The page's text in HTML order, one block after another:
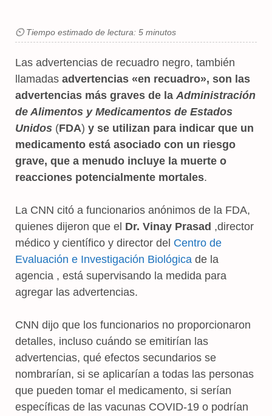
⏲ Tiempo estimado de lectura: 5 minutos
Las advertencias de recuadro negro, también
llamadas advertencias «en recuadro», son las
advertencias más graves de la Administración
de Alimentos y Medicamentos de Estados
Unidos (FDA) y se utilizan para indicar que un
medicamento está asociado con un riesgo
grave, que a menudo incluye la muerte o
reacciones potencialmente mortales.
La CNN citó a funcionarios anónimos de la FDA,
quienes dijeron que el Dr. Vinay Prasad ,director
médico y científico y director del Centro de
Evaluación e Investigación Biológica de la
agencia , está supervisando la medida para
agregar las advertencias.
CNN dijo que los funcionarios no proporcionaron
detalles, incluso cuándo se emitirían las
advertencias, qué efectos secundarios se
nombrarían, si se aplicarían a todas las personas
que pueden tomar el medicamento, si serían
específicas de las vacunas COVID-19 o podrían